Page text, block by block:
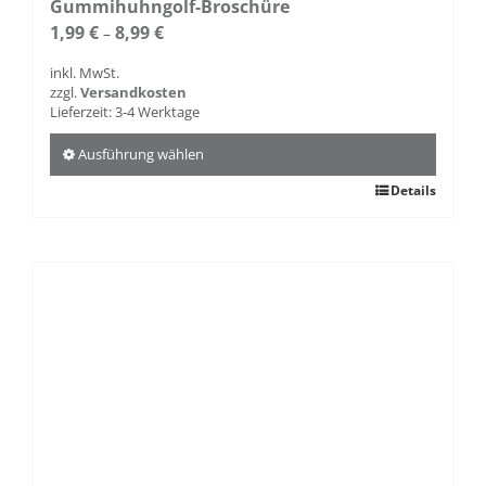
Gummihuhngolf-Broschüre
1,99€ – 8,99€
inkl. MwSt.
zzgl.Versandkosten
Lieferzeit:3-4 Werktage
Ausführung wählen
Details